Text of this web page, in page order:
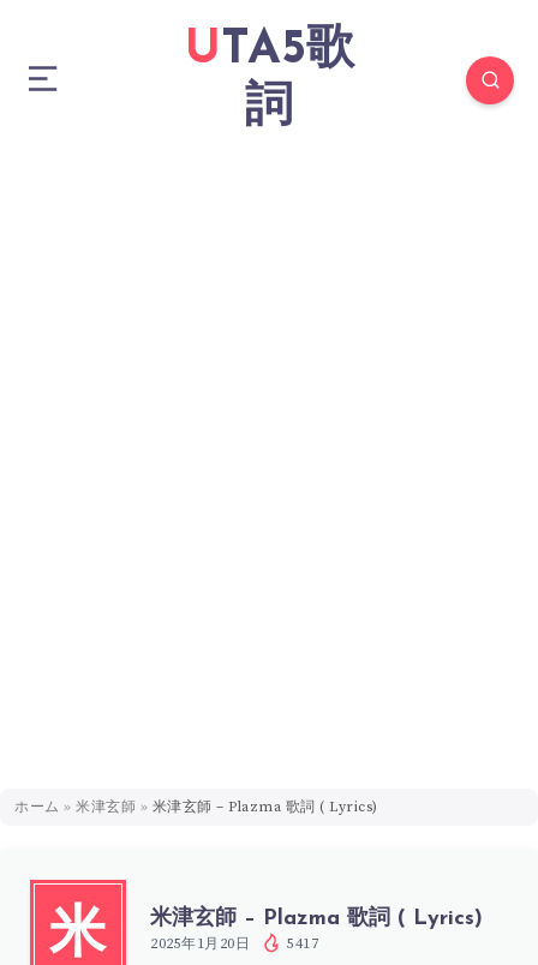
UTA5歌
詞
ホーム » 米津玄師 » 米津玄師 – Plazma 歌詞 ( Lyrics)
米 米津玄師 – Plazma 歌詞 ( Lyrics)
2025年1月20日 5417